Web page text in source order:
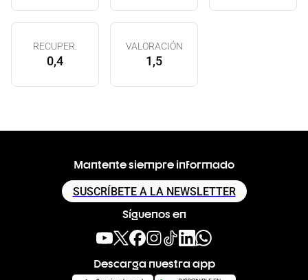
RECUPER.
0,4
VALORACIÓN
1,5
Mantente siempre informado
SUSCRÍBETE A LA NEWSLETTER
Síguenos en
Descarga nuestra app